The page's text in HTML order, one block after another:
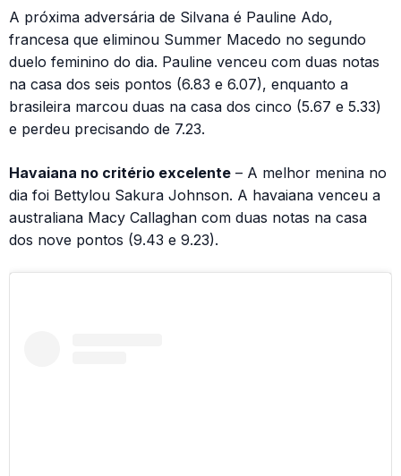
A próxima adversária de Silvana é Pauline Ado,
francesa que eliminou Summer Macedo no segundo
duelo feminino do dia. Pauline venceu com duas notas
na casa dos seis pontos (6.83 e 6.07), enquanto a
brasileira marcou duas na casa dos cinco (5.67 e 5.33)
e perdeu precisando de 7.23.
Havaiana no critério excelente – A melhor menina no
dia foi Bettylou Sakura Johnson. A havaiana venceu a
australiana Macy Callaghan com duas notas na casa
dos nove pontos (9.43 e 9.23).